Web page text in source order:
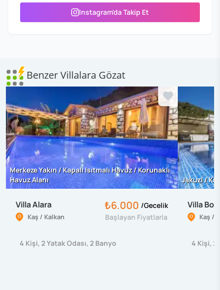
Instagram'da Takip Et
Benzer Villalara Gözat
Merkeze Yakın / Kapalı Isıtmalı Havuz / Korunaklı
Havuz Alanı
Villa Alara
Kaş / Kalkan
₺6.000 /Gecelik
Başlayan Fiyatlarla
4 Kişi, 2Yatak Odası, 2 Banyo
Jakuzi /
Villa
Kaş /
4 Kişi, 2